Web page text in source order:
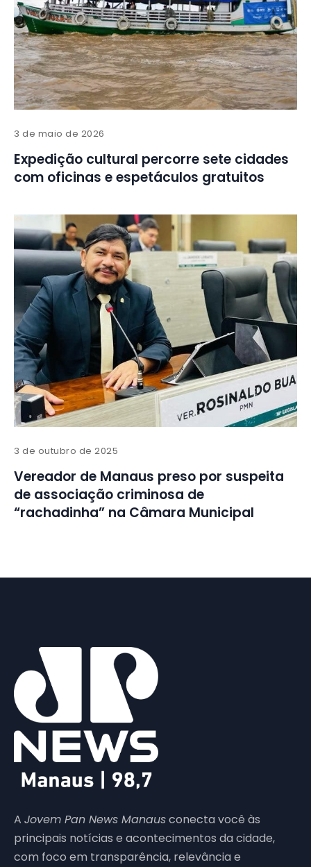
3 de maio de 2026
Expedição cultural percorre sete cidades
com oficinas e espetáculos gratuitos
3 de outubro de 2025
Vereador de Manaus preso por suspeita
de associação criminosa de
“rachadinha” na Câmara Municipal
A Jovem Pan News Manausconecta você às
principais notícias e acontecimentos da cidade,
com foco em transparência, relevância e